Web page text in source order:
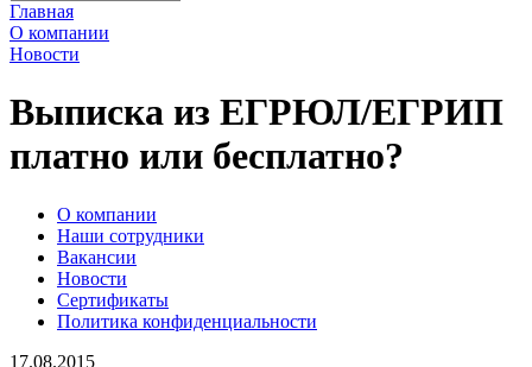
Главная
О компании
Новости
Выписка из ЕГРЮЛ/ЕГРИП
платно или бесплатно?
О компании
Наши сотрудники
Вакансии
Новости
Сертификаты
Политика конфиденциальности
17.08.2015